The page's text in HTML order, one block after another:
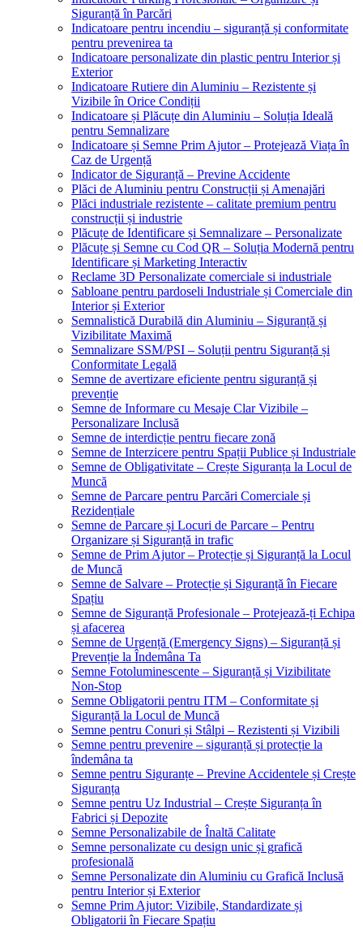
Siguranță în Parcări
Indicatoare pentru incendiu – siguranță și conformitate
pentru prevenirea ta
Indicatoare personalizate din plastic pentru Interior și
Exterior
Indicatoare Rutiere din Aluminiu – Rezistente și
Vizibile în Orice Condiții
Indicatoare și Plăcuțe din Aluminiu – Soluția Ideală
pentru Semnalizare
Indicatoare și Semne Prim Ajutor – Protejează Viața în
Caz de Urgență
Indicator de Siguranță – Previne Accidente
Plăci de Aluminiu pentru Construcții și Amenajări
Plăci industriale rezistente – calitate premium pentru
construcții și industrie
Plăcuțe de Identificare și Semnalizare – Personalizate
Plăcuțe și Semne cu Cod QR – Soluția Modernă pentru
Identificare și Marketing Interactiv
Reclame 3D Personalizate comerciale si industriale
Sabloane pentru pardoseli Industriale și Comerciale din
Interior și Exterior
Semnalistică Durabilă din Aluminiu – Siguranță și
Vizibilitate Maximă
Semnalizare SSM/PSI – Soluții pentru Siguranță și
Conformitate Legală
Semne de avertizare eficiente pentru siguranță și
prevenție
Semne de Informare cu Mesaje Clar Vizibile –
Personalizare Inclusă
Semne de interdicție pentru fiecare zonă
Semne de Interzicere pentru Spații Publice și Industriale
Semne de Obligativitate – Crește Siguranța la Locul de
Muncă
Semne de Parcare pentru Parcări Comerciale și
Rezidențiale
Semne de Parcare și Locuri de Parcare – Pentru
Organizare și Siguranță in trafic
Semne de Prim Ajutor – Protecție și Siguranță la Locul
de Muncă
Semne de Salvare – Protecție și Siguranță în Fiecare
Spațiu
Semne de Siguranță Profesionale – Protejează-ți Echipa
și afacerea
Semne de Urgență (Emergency Signs) – Siguranță și
Prevenție la Îndemâna Ta
Semne Fotoluminescente – Siguranță și Vizibilitate
Non-Stop
Semne Obligatorii pentru ITM – Conformitate și
Siguranță la Locul de Muncă
Semne pentru Conuri și Stâlpi – Rezistenti și Vizibili
Semne pentru prevenire – siguranță și protecție la
îndemâna ta
Semne pentru Siguranțe – Previne Accidentele și Crește
Siguranța
Semne pentru Uz Industrial – Crește Siguranța în
Fabrici și Depozite
Semne Personalizabile de Înaltă Calitate
Semne personalizate cu design unic și grafică
profesională
Semne Personalizate din Aluminiu cu Grafică Inclusă
pentru Interior și Exterior
Semne Prim Ajutor: Vizibile, Standardizate și
Obligatorii în Fiecare Spațiu